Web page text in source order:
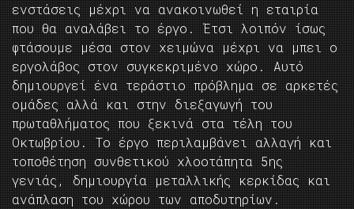
ενστάσεις μέχρι να ανακοινωθεί η εταιρία
που θα αναλάβει το έργο. Έτσι λοιπόν ίσως
φτάσουμε μέσα στον χειμώνα μέχρι να μπει ο
εργολάβος στον συγκεκριμένο χώρο. Αυτό
δημιουργεί ένα τεράστιο πρόβλημα σε αρκετές
ομάδες αλλά και στην διεξαγωγή του
πρωταθλήματος που ξεκινά στα τέλη του
Οκτωβρίου. Το έργο περιλαμβάνει αλλαγή και
τοποθέτηση συνθετικού χλοοτάπητα 5ης
γενιάς, δημιουργία μεταλλικής κερκίδας και
ανάπλαση του χώρου των αποδυτηρίων.